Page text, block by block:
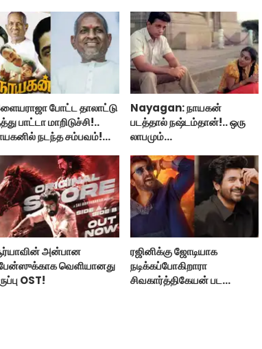
போட்ட தாலாட்டு
பாட்டா மாறிடுச்சி!..
நடந்த சம்பவம்!...
Nayagan: நாயகன்
படத்தால் நஷ்டம்தான்!.. ஒரு
லாபமும்
பேட்டி..
அன்பான
வெளியானது
OST!
ரஜினிக்கு ஜோடியாக
நடிக்கப்போகிறாரா
சிவகார்த்திகேயன் பட